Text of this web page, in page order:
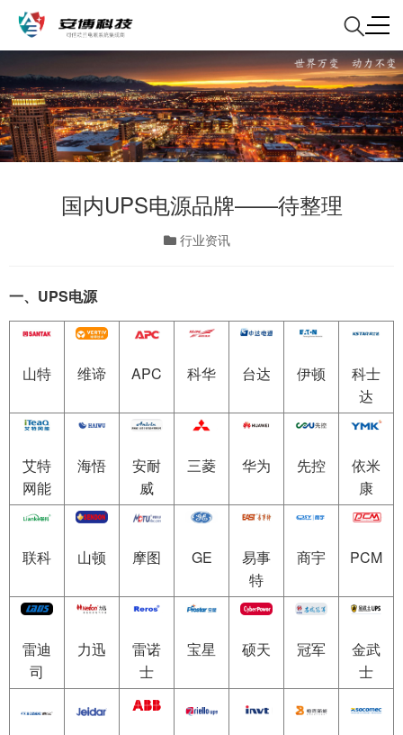
国内UPS电源品牌——待整理
行业资讯
一、UPS电源
山特 维谛 APC 科华 台达 伊顿
科士
达
艾特
网能
海悟
安耐
威
三菱 华为 先控
依米
康
联科 山顿 摩图 GE
易事
特
商宇 PCM
雷迪
司
力迅
雷诺
士
宝星 硕天 冠军
金武
士